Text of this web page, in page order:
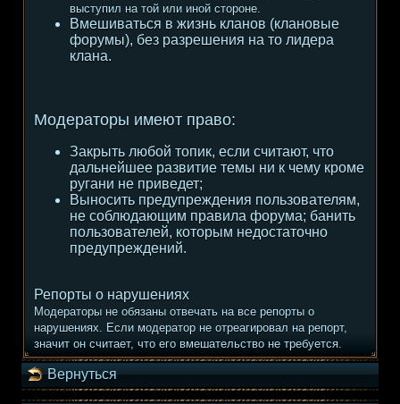
выступил на той или иной стороне.
Вмешиваться в жизнь кланов (клановые
форумы), без разрешения на то лидера
клана.
Модераторы имеют право:
Закрыть любой топик, если считают, что
дальнейшее развитие темы ни к чему кроме
ругани не приведет;
Выносить предупреждения пользователям,
не соблюдающим правила форума; банить
пользователей, которым недостаточно
предупреждений.
Репорты о нарушениях
Модераторы не обязаны отвечать на все репорты о
нарушениях. Если модератор не отреагировал на репорт,
значит он считает, что его вмешательство не требуется.
Вернуться